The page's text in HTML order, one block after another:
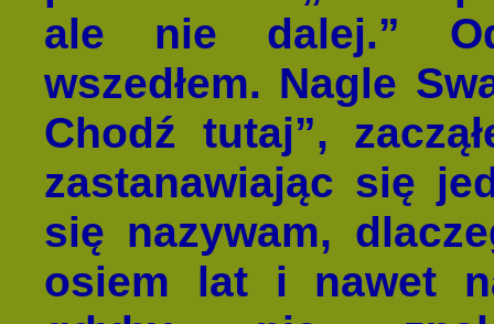
ale nie dalej.”
wszedłem. Nagle
Chodź tutaj”,
zastanawiając się
się nazywam,
osiem lat i nawet